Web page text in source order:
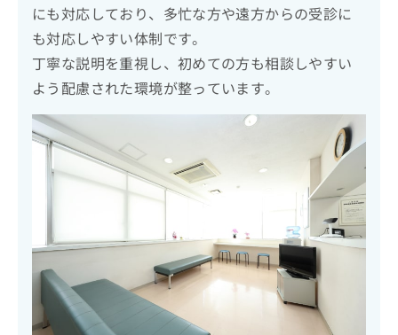
にも対応しており、多忙な方や遠方からの受診に
も対応しやすい体制です。
丁寧な説明を重視し、初めての方も相談しやすい
よう配慮された環境が整っています。